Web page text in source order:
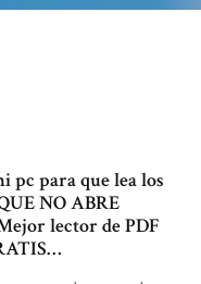
pc para que lea los
NO ABRE
lector de PDF